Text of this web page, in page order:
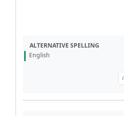
ALTERNATIVE SPELLING
English